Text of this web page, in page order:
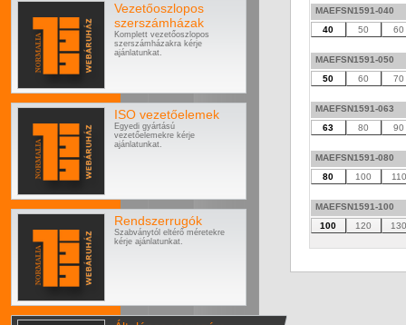
Vezetőoszlopos
szerszámházak
Komplett vezetőoszlopos
szerszámházakra kérje
ajánlatunkat.
ISO vezetőelemek
Egyedi gyártású
vezetőelemekre kérje
ajánlatunkat.
Rendszerrugók
Szabványtól eltérő méretekre
kérje ajánlatunkat.
MAEFSN1591-040
40
50 60
MAEFSN1591-050
50
60 70
MAEFSN1591-063
63
80 90
MAEFSN1591-080
80
100 110
MAEFSN1591-100
100
120 130